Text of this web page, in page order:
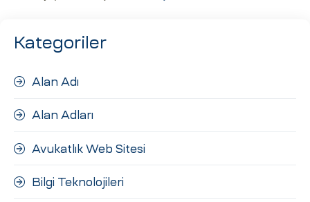
Kategoriler
Alan Adı
Alan Adları
Avukatlık Web Sitesi
Bilgi Teknolojileri